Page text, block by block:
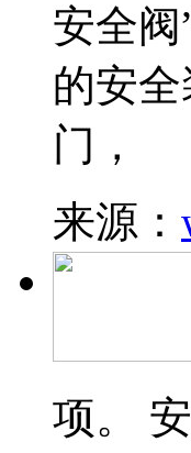
安全
的安
门，
来源：
项。